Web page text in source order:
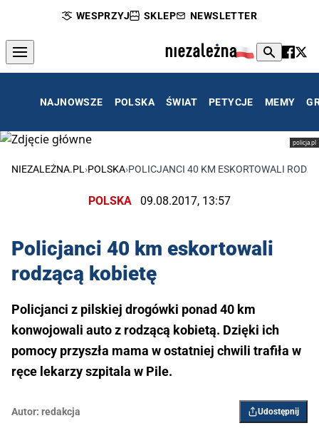
WESPRZYJ SKLEP NEWSLETTER
NAJNOWSZE POLSKA ŚWIAT PETYCJE MEMY
policja.pl
NIEZALEŻNA.PL ›POLSKA›POLICJANCI 40 KM ESKORTOWALI
POLSKA 09.08.2017, 13:57
Policjanci 40 km eskortowali
rodzącą kobietę
Policjanci z pilskiej drogówki ponad 40 km
konwojowali auto z rodzącą kobietą. Dzięki ich
pomocy przyszła mama w ostatniej chwili trafiła w
ręce lekarzy szpitala w Pile.
Autor: redakcja Udostępnij